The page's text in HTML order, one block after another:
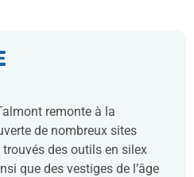
remonte à la
de nombreux sites
des outils en silex
que des vestiges de l’âge